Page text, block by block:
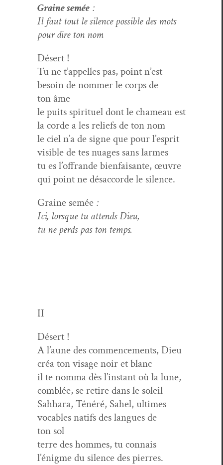
Graine semée:
Il faut tout le silence pos­si­ble des mots
pour dire ton nom
Désert !
Tu ne t’appelles pas, point n’est
besoin de nom­mer le corps de
ton âme
le puits spir­ituel dont le chameau est
la corde a les reliefs de ton nom
le ciel n’a de signe que pour l’esprit
vis­i­ble de tes nuages sans larmes
tu es l’offrande bien­faisante, œuvre
qui point ne désac­corde le silence.
Graine semée:
Ici, lorsque tu attends Dieu,
tu ne perds pas ton temps.
II
Désert !
A l’aune des com­mence­ments, Dieu
créa ton vis­age noir et blanc
il te nom­ma dès l’instant où la lune,
comblée, se retire dans le soleil
Sah­hara, Ténéré, Sahel, ultimes
voca­bles nat­ifs des langues de
ton sol
terre des hommes, tu con­nais
l’énigme du silence des pierres.